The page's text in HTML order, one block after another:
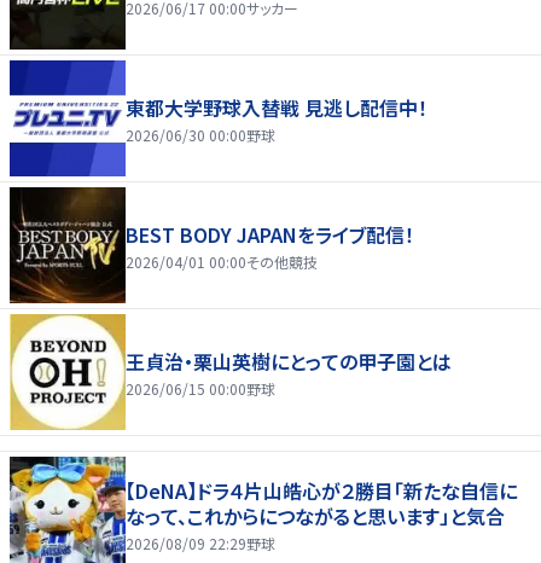
2026/06/17 00:00サッカー
東都大学野球入替戦 見逃し配信中！
2026/06/30 00:00野球
BEST BODY JAPANをライブ配信！
2026/04/01 00:00その他競技
王貞治・栗山英樹にとっての甲子園とは
2026/06/15 00:00野球
【DeNA】ドラ４片山皓心が２勝目「新たな自信に
なって、これからにつながると思います」と気合
2026/08/09 22:29野球